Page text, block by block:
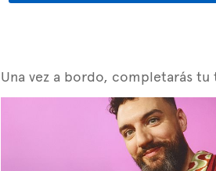
Una vez a bordo, completarás